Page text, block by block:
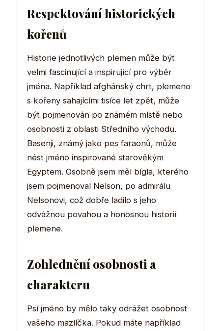
Respektování historických
kořenů
Historie jednotlivých plemen může být
velmi fascinující a inspirující pro výběr
jména. Například afghánský chrt, plemeno
s kořeny sahajícími tisíce let zpět, může
být pojmenován po známém místě nebo
osobnosti z oblasti Středního východu.
Basenji, známý jako pes faraonů, může
nést jméno inspirované starověkým
Egyptem. Osobně jsem měl bígla, kterého
jsem pojmenoval Nelson, po admirálu
Nelsonovi, což dobře ladilo s jeho
odvážnou povahou a honosnou historií
plemene.
Zohlednění osobnosti a
charakteru
Psí jméno by mělo taky odrážet osobnost
vašeho mazlíčka. Pokud máte například